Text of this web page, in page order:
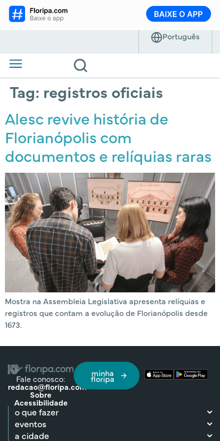
Tag: registros oficiais
Alesc revive história de
Florianópolis com
documentos e relíquias raras
Mostra na Assembleia Legislativa apresenta relíquias e
registros que contam a evolução de Florianópolis desde
1673.
Fale conosco:
redacao@floripa.com
Sobre
Acessibilidade
minha
floripa
o que fazer
eventos
a cidade